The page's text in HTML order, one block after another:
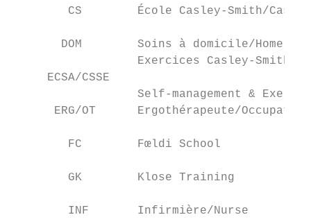
CS        École Casley-Smith/
DOM        Soins à domicile/Home
Exercices Casley-Smith
     ECSA/CSSE
Self-management &
ERG/OT      Ergothérapeute/
        FC        Fœldi School
        GK        Klose Training
        INF       Infirmière/Nurse